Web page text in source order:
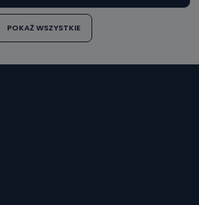
POKAŻ WSZYSTKIE